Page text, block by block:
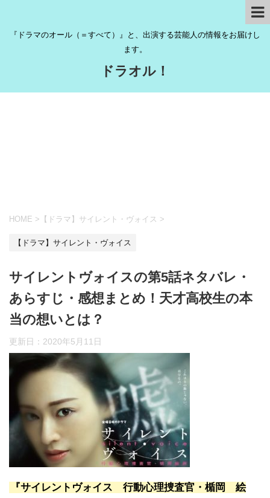
『ドラマのオール（＝すべて）』と、出演する芸能人の情報をお届けし
ます。
ドラオル！
HOME > 【ドラマ】サイレント・ヴォイス >
【ドラマ】サイレント・ヴォイス
サイレントヴォイスの第5話ネタバレ・
あらすじ・感想まとめ！天才高校生の本
当の想いとは？
更新日： 2020年5月11日
『サイレントヴォイス 行動心理捜査官・楯岡 絵